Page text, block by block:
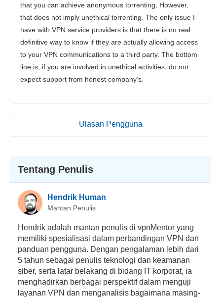
that you can achieve anonymous torrenting, However,
that does not imply unethical torrenting. The only issue I
have with VPN service providers is that there is no real
definitive way to know if they are actually allowing access
to your VPN communications to a third party. The bottom
line is, if you are involved in unethical activities, do not
expect support from honest company's.
Ulasan Pengguna
Tentang Penulis
Hendrik Human
Mantan Penulis
Hendrik adalah mantan penulis di vpnMentor yang
memiliki spesialisasi dalam perbandingan VPN dan
panduan pengguna. Dengan pengalaman lebih dari
5 tahun sebagai penulis teknologi dan keamanan
siber, serta latar belakang di bidang IT korporat, ia
menghadirkan berbagai perspektif dalam menguji
layanan VPN dan menganalisis bagaimana masing-